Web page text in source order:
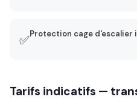
✅Protection cage d'escalier
Tarifs indicatifs —